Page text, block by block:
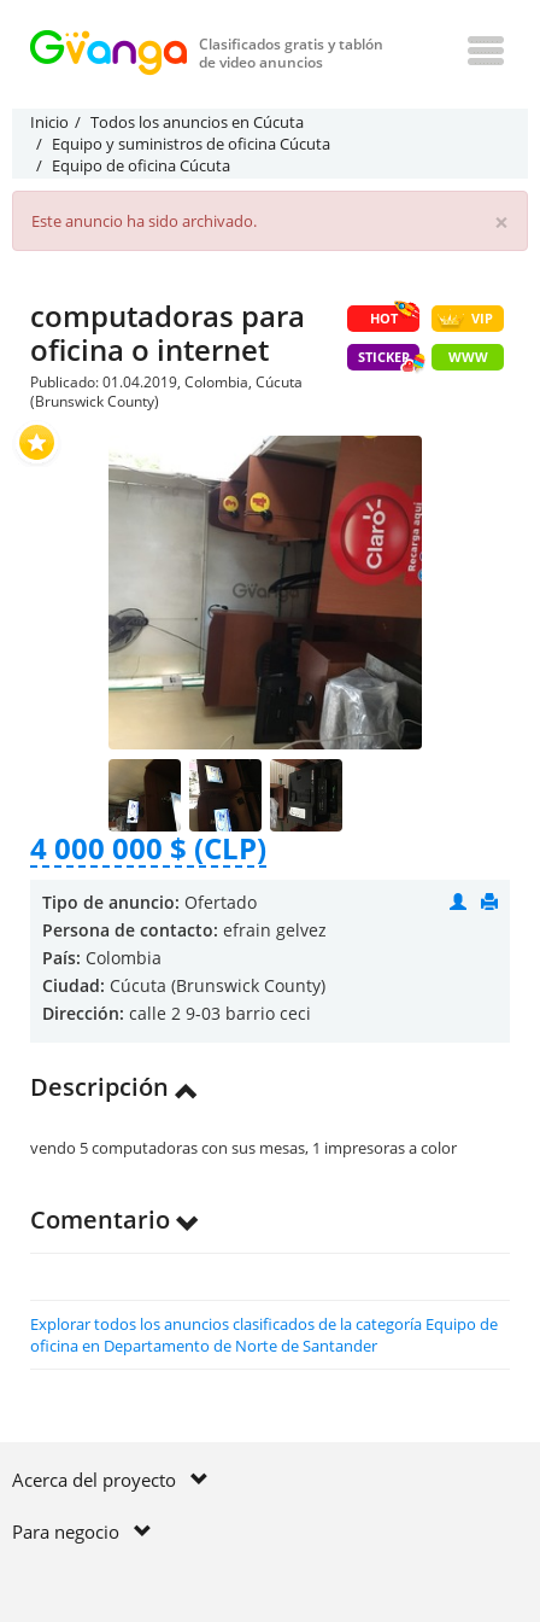
Clasificados gratis y tablón
de video anuncios
Inicio
Todos los anuncios en Cúcuta
Equipo y suministros de oficina Cúcuta
Equipo de oficina Cúcuta
×
Este anuncio ha sido archivado.
HOT VIP
STICKER WWW
computadoras para
oficina o internet
Publicado: 01.04.2019, Colombia, Cúcuta
(Brunswick County)
4 000 000 $ (CLP)
Tipo de anuncio: Ofertado
Persona de contacto: efrain gelvez
País: Colombia
Ciudad: Cúcuta (Brunswick County)
Dirección: calle 2 9-03 barrio ceci
Descripción
vendo 5 computadoras con sus mesas, 1 impresoras a color
Comentario
Explorar todos los anuncios clasificados de la categoría Equipo de
oficina en Departamento de Norte de Santander
Acerca del proyecto
Para negocio